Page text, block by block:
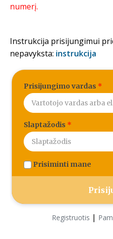
numerį.
Instrukcija prisijungimui
nepavyksta: instrukcija
Prisijungimo vardas *
Slaptažodis *
Prisiminti mane
Registruotis |